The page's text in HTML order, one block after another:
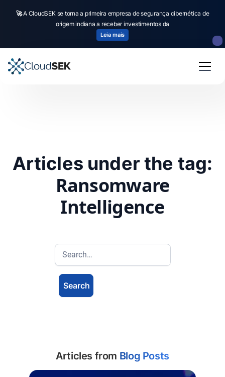
🚀A CloudSEK se torna a primeira empresa de segurança cibernética de
origem indiana a receber investimentos da
Leia mais
Articles under the tag:
Ransomware
Intelligence
Articles from Blog Posts